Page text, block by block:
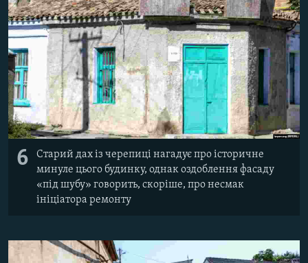
6
Старий дах із черепиці нагадує про історичне
минуле цього будинку, однак оздоблення фасаду
«під шубу» говорить, скоріше, про несмак
ініціатора ремонту